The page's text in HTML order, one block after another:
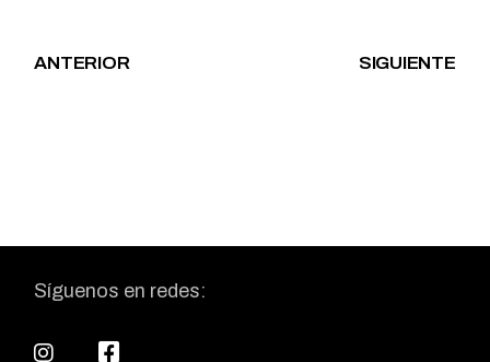
ANTERIOR SIGUIENTE
Síguenos en redes: